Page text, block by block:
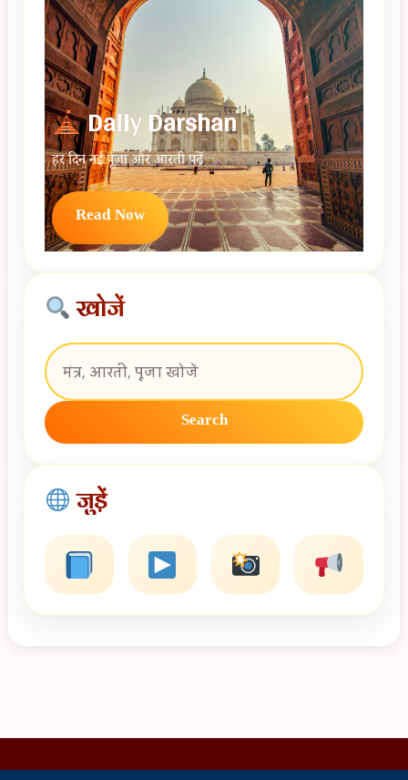
Daily Darshan
हर दिन नई पूजा और आरती पढ़ें
Read Now
खोजें
Search
जुड़ें